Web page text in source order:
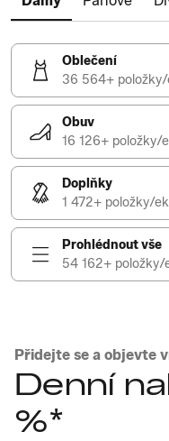
Oblečení
36 564+
Obuv
16 126+ položky/
Doplňky
1 472+ položky/ek
Prohlédnout vše
54 162+ položky/
Přidejte se a objevte
Denní
%*